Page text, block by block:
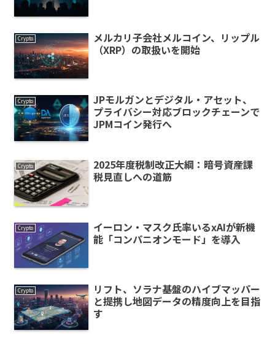
Crypto
メルカリ子会社メルコイン、リップル
（XRP）の取扱いを開始
Crypto
JPモルガンとデジタル・アセット、
プライバシー対応ブロックチェーンで
JPMコイン発行へ
Crypto
2025年度税制改正大綱：暗号資産課
税見直しへの道筋
Crypto
イーロン・マスク氏率いるxAIが新機
能「コンパニオンモード」を導入
Crypto
リフト、ソラナ基盤のハイブマッパー
と提携し地図データの精度向上を目指
す